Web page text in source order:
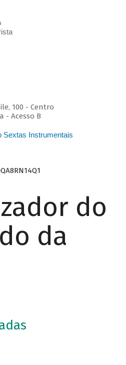
100 - Centro
- Acesso B
Sextas Instrumentais
do
da